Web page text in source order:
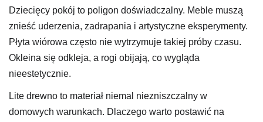
Dziecięcy pokój to poligon doświadczalny. Meble muszą
znieść uderzenia, zadrapania i artystyczne eksperymenty.
Płyta wiórowa często nie wytrzymuje takiej próby czasu.
Okleina się odkleja, a rogi obijają, co wygląda
nieestetycznie.
Lite drewno to materiał niemal niezniszczalny w
domowych warunkach. Dlaczego warto postawić na